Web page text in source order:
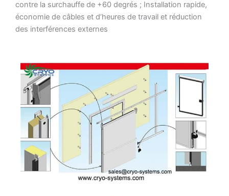
contre la surchauffe de +60 degrés ; Installation rapide,
économie de câbles et d’heures de travail et réduction
des interférences externes